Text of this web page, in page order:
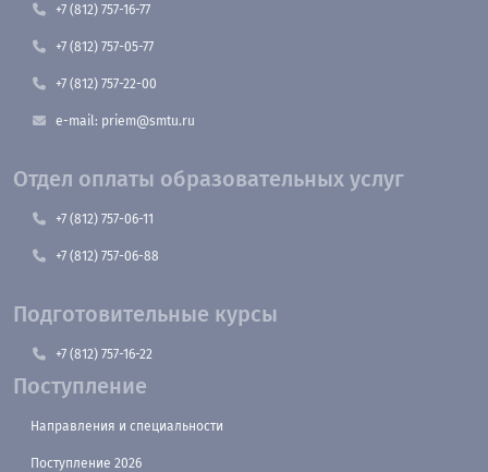
+7 (812) 757-16-77
+7 (812) 757-05-77
+7 (812) 757-22-00
e-mail: priem@smtu.ru
Отдел оплаты образовательных услуг
+7 (812) 757-06-11
+7 (812) 757-06-88
Подготовительные курсы
+7 (812) 757-16-22
Поступление
Направления и специальности
Поступление 2026